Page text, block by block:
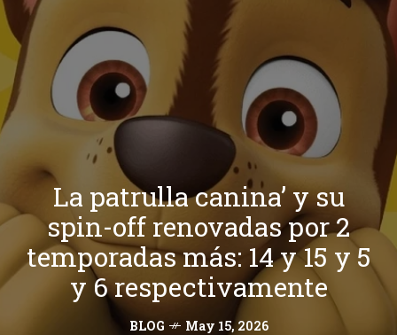
La patrulla canina’ y su
spin-off renovadas por 2
temporadas más: 14 y 15 y 5
y 6 respectivamente
BLOG May 15, 2026